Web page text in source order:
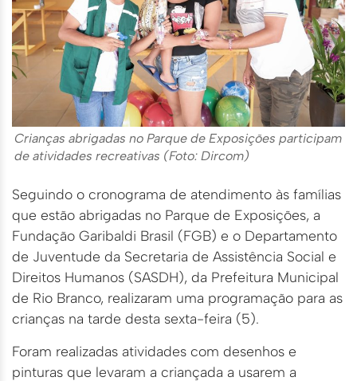
Crianças abrigadas no Parque de Exposições participam
de atividades recreativas (Foto: Dircom)
Seguindo o cronograma de atendimento às famílias
que estão abrigadas no Parque de Exposições, a
Fundação Garibaldi Brasil (FGB) e o Departamento
de Juventude da Secretaria de Assistência Social e
Direitos Humanos (SASDH), da Prefeitura Municipal
de Rio Branco, realizaram uma programação para as
crianças na tarde desta sexta-feira (5).
Foram realizadas atividades com desenhos e
pinturas que levaram a criançada a usarem a